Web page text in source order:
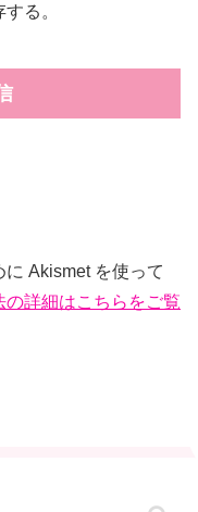
る。
Akismet を使って
詳細はこちらをご覧